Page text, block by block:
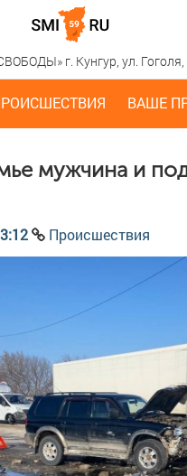
г. Кунгур, ул. Гоголя,
ВАШЕ
мужчина и
Происшествия